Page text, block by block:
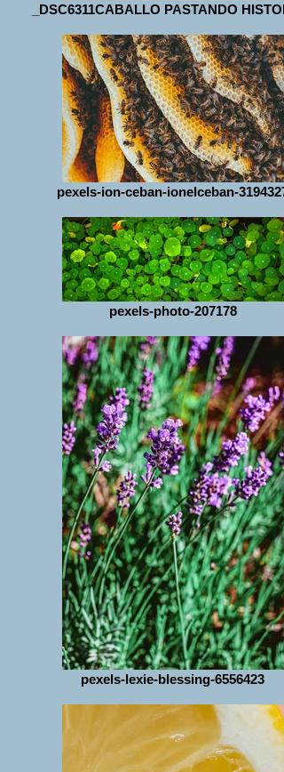
_DSC6311CABALLO PASTANDO
pexels-ion-ceban-ionelceban-3194327
pexels-photo-207178
pexels-lexie-blessing-6556423